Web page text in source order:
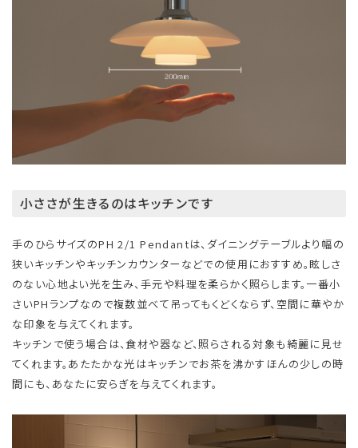
小ささが生きるのはキッチンです
手のひらサイズのPH 2/1 Pendantは、ダイニングテーブルより幅の
狭いキッチンやキッチンカウンターなどでの使用におすすめ。眩しさ
のない心地よい光を生み、手元や料理を柔らかく照らします。一番小
さいPHランプなので複数並べて吊ってもくどくならず、空間に華やか
な印象を与えてくれます。
キッチンで使う場合は、食材や器など、照らされる対象も綺麗に見せ
てくれます。​あたたかな光はキッチンでお茶を沸かすほんの少しの時
間にも、あなたに安らぎを与えてくれます。